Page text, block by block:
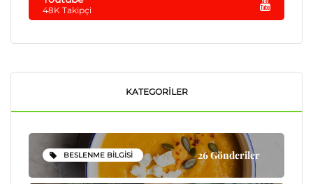
48K Takipçi
KATEGORILER
BESLENME BILGISI 26 Gönderiler